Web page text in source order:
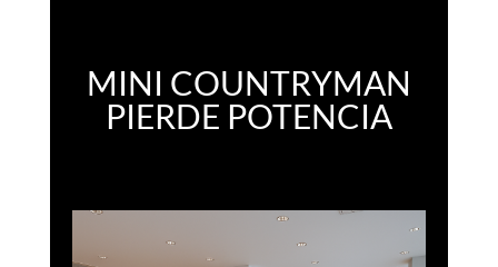
MINI COUNTRYMAN
PIERDE POTENCIA